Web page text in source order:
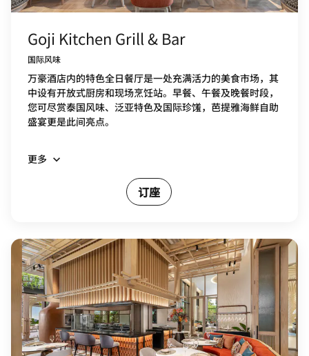
Goji Kitchen Grill & Bar
国际风味
万豪酒店内的特色全日餐厅是一处充满活力的美食市场，其
中设有开放式厨房和现场烹饪站。早餐、午餐及晚餐时段，
您可尽赏泰国风味、泛亚特色及国际珍馐，芭提雅海鲜自助
盛宴更是此间亮点。
更多
订座